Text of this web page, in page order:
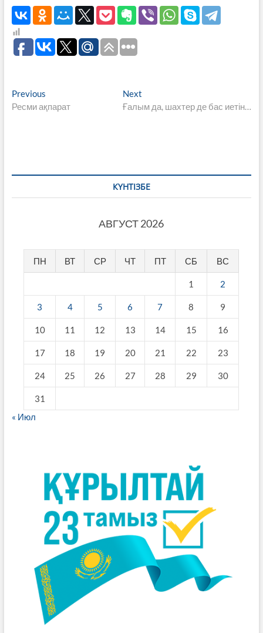
Навигация
по
PreviousPrevious
post:
Ресми ақпарат
Next
post:
Ғалым да, шахтер де бас иетін…
КҮНТІЗБЕ
АВГУСТ 2026
ПН ВТ СР ЧТ ПТ СБ ВС
1 2
3 4 5 6 7 8 9
10 11 12 13 14 15 16
17 18 19 20 21 22 23
24 25 26 27 28 29 30
31
« Июл